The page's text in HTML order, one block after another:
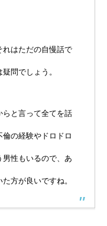
れはただの自慢話で
問でしょう。
らと言って全てを話
の経験やドロドロ
性もいるので、あ
方が良いですね。